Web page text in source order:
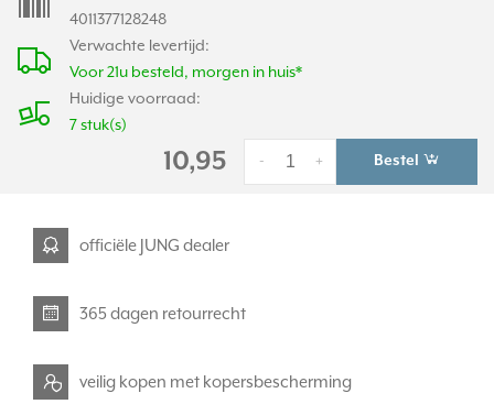
Verwachte levertijd:
Voor 21u besteld, morgen in huis*
Huidige voorraad:
7 stuk(s)
4011377128248
10,95 +
- Bestel
officiële JUNG dealer
365 dagen retourrecht
veilig kopen met kopersbescherming